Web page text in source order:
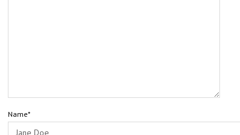
Name*